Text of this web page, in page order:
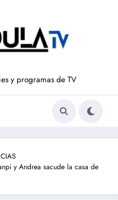
y programas de TV
y Andrea sacude la casa de